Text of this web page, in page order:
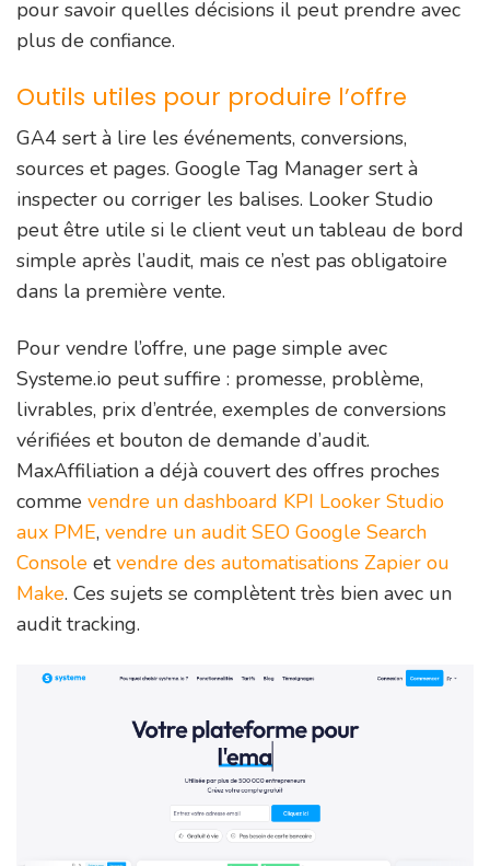
pour savoir quelles décisions il peut prendre avec
plus de confiance.
Outils utiles pour produire l’offre
GA4 sert à lire les événements, conversions,
sources et pages. Google Tag Manager sert à
inspecter ou corriger les balises. Looker Studio
peut être utile si le client veut un tableau de bord
simple après l’audit, mais ce n’est pas obligatoire
dans la première vente.
Pour vendre l’offre, une page simple avec
Systeme.io peut suffire : promesse, problème,
livrables, prix d’entrée, exemples de conversions
vérifiées et bouton de demande d’audit.
MaxAffiliation a déjà couvert des offres proches
comme vendre un dashboard KPI Looker Studio
aux PME, vendre un audit SEO Google Search
Console etvendre des automatisations Zapier ou
Make. Ces sujets se complètent très bien avec un
audit tracking.